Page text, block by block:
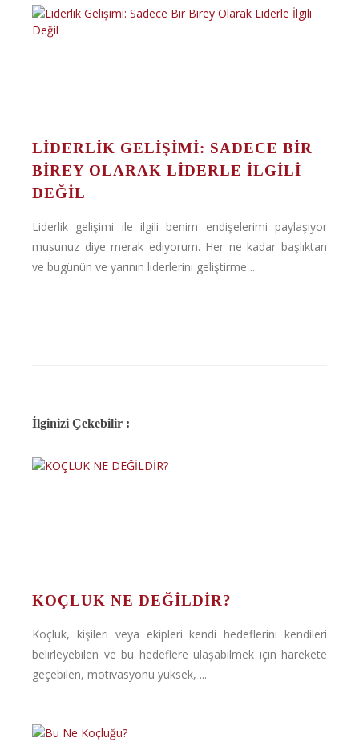
LIDERLIK GELIŞIMI: SADECE BIR
BIREY OLARAK LIDERLE İLGILI
DEĞIL
Liderlik gelişimi ile ilgili benim endişelerimi paylaşıyor
musunuz diye merak ediyorum. Her ne kadar başlıktan
ve bugünün ve yarının liderlerini geliştirme ...
İlginizi Çekebilir :
KOÇLUK NE DEĞİLDİR?
Koçluk, kişileri veya ekipleri kendi hedeflerini kendileri
belirleyebilen ve bu hedeflere ulaşabilmek için harekete
geçebilen, motivasyonu yüksek, ...